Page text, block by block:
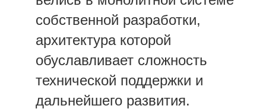
собственной разработки,
архитектура которой
обуславливает сложность
технической поддержки и
дальнейшего развития.